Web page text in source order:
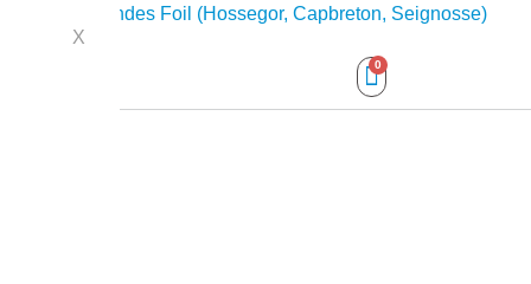
Ecole Sud Landes Foil (Hossegor, Capbreton, Seignosse)
X